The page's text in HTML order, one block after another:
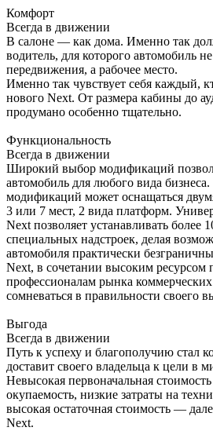
Комфорт
Всегда в движении
В салоне — как дома. Именно так
водитель, для которого автомобиль
передвижения, а рабочее место.
Именно так чувствует себя каждый,
нового Next. От размера кабины до
продумано особенно тщательно.
Функциональность
Всегда в движении
Широкий выбор модификаций
автомобиль для любого вида
модификаций может оснащаться
3 или 7 мест, 2 вида платформ.
Next позволяет устанавливать более
специальных надстроек, делая
автомобиля практически
Next, в сочетании высоким ресурсом
профессионалам рынка
сомневаться в правильности своего
Выгода
Всегда в движении
Путь к успеху и благополучию стал
доставит своего владельца к цели в
Невысокая первоначальная
окупаемость, низкие затраты на
высокая остаточная стоимость —
Next.